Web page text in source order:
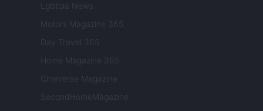
Lgbtqia News
Motors Magazine 365
Day Travel 365
Home Magazine 365
Cineverse Magazine
SecondHomeMagazine